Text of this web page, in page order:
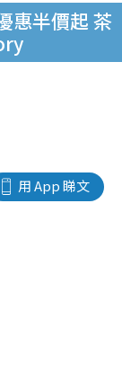
惠半價起 茶
用 App 睇文